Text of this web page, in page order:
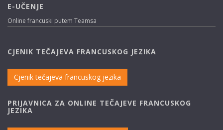
E-UČENJE
Online francuski putem Teamsa
CJENIK TEČAJEVA FRANCUSKOG JEZIKA
Cjenik tečajeva francuskog jezika
PRIJAVNICA ZA ONLINE TEČAJEVE FRANCUSKOG
JEZIKA